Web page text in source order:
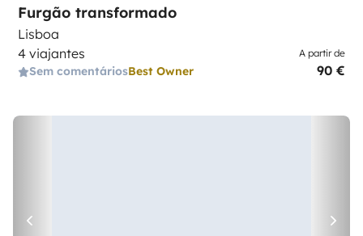
Furgão transformado
Lisboa
4 viajantes
Sem comentáriosBest Owner
A partir de
90 €